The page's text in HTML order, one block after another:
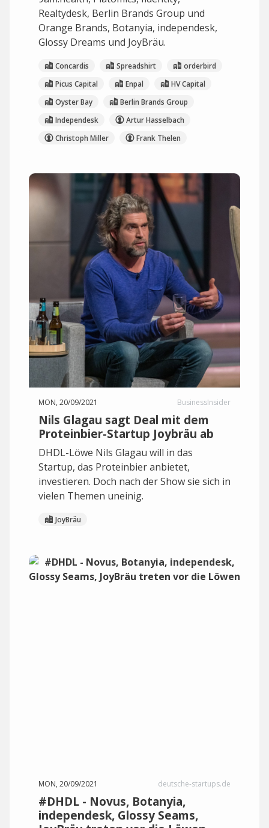
Realtydesk, Berlin Brands Group und
Orange Brands, Botanyia, independesk,
Glossy Dreams und JoyBräu.
Concardis Spreadshirt
orderbird
Picus Capital
Enpal
HV Capital
Oyster Bay
Berlin Brands Group
Independesk
Artur Hasselbach
Christoph Miller
Frank Thelen
MON, 20/09/2021 BusinessInsider
Nils Glagau sagt Deal mit dem
Proteinbier-Startup Joybräu ab
DHDL-Löwe Nils Glagau will in das
Startup, das Proteinbier anbietet,
investieren. Doch nach der Show sie sich in
vielen Themen uneinig.
JoyBräu
MON, 20/09/2021 deutsche-startups.de
#DHDL - Novus, Botanyia,
independesk, Glossy Seams,